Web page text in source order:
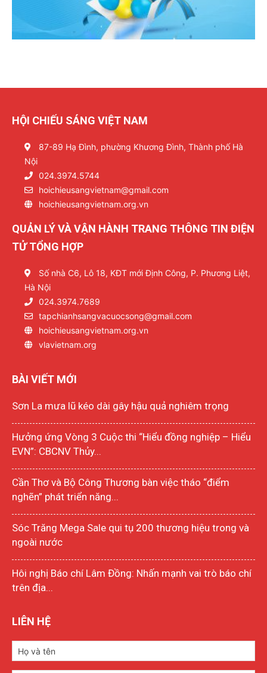
HỘI CHIẾU SÁNG VIỆT NAM
87-89 Hạ Đình, phường Khương Đình, Thành phố Hà
Nội
024.3974.5744
hoichieusangvietnam@gmail.com
hoichieusangvietnam.org.vn
QUẢN LÝ VÀ VẬN HÀNH TRANG THÔNG TIN ĐIỆN
TỬ TỔNG HỢP
Số nhà C6, Lô 18, KĐT mới Định Công, P. Phương Liệt,
Hà Nội
024.3974.7689
tapchianhsangvacuocsong@gmail.com
hoichieusangvietnam.org.vn
vlavietnam.org
BÀI VIẾT MỚI
Sơn La mưa lũ kéo dài gây hậu quả nghiêm trọng
Hưởng ứng Vòng 3 Cuộc thi “Hiểu đồng nghiệp – Hiểu
EVN”: CBCNV Thủy...
Cần Thơ và Bộ Công Thương bàn việc tháo “điểm
nghẽn” phát triển năng...
Sóc Trăng Mega Sale qui tụ 200 thương hiệu trong và
ngoài nước
Hôi nghị Báo chí Lâm Đồng: Nhấn mạnh vai trò báo chí
trên địa...
LIÊN HỆ